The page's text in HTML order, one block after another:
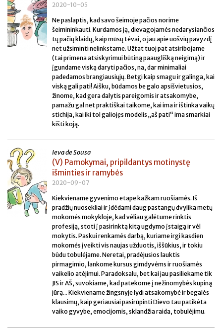
2020-10-05
Ne paslaptis, kad savo šeimoje pačios norime
šeimininkauti. Kurdamos ją, dievagojamės nedarysiančios
tų pačių klaidų, kaip mūsų tėvai, o jau apie uošvių pavyzdį
net užsiminti nelinkstame. Užtat tuoj pat atsiribojame
(tai primena atsiskyrimui būtiną paauglišką neigimą) ir
įgundame viską daryti pačios, na, dar minimaliai
padedamos brangiausiųjų. Betgi kaip smagu ir galinga, kai
viską gali pati! Aišku, būdamos be galo apsišvietusios,
žinome, kad gera dalytis pareigomis ir atsakomybe,
pamažu gal net praktiškai taikome, kai ima ir ištinka vaikų
stichija, kai iki tol galiojęs modelis „aš pati“ ima smarkiai
kišti koją.
Ieva de Sousa
(V) Pamokymai, pripildantys motinystę
išminties ir ramybės
2020-09-07
Kiekviename gyvenimo etape kažkam ruošiamės. Iš
pradžių nuosekliai ir įdėdami daug pastangų dvylika metų
mokomės mokykloje, kad vėliau galėtume rinktis
profesiją, stoti į pasirinktą kitą ugdymo įstaigą ir vėl
mokytis. Paskui renkamės darbą, kuriame irgi kasdien
mokomės įveikti vis naujas užduotis, iššūkius, ir tokiu
būdu tobulėjame. Neretai, pradėjusios lauktis
pirmagimio, lankome kursus gimdyvėms ir ruošiamės
vaikelio atėjimui. Paradoksalu, bet kai jau pasiliekame tik
JIS ir AŠ, suvokiame, kad patekome į nežinomybės kupiną
jūrą... Kiekviename žingsnyje lydi atsakomybė ir begalės
klausimų, kaip geriausiai pasirūpinti Dievo tau patikėta
vaiko gyvybe, emocijomis, sklandžia raida, tobulėjimu.